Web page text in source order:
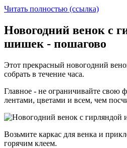
Читать полностью (ссылка)
Новогодний венок с
шишек - пошагово
Этот прекрасный новогодний
собрать в течение часа.
Главное - не ограничивайте свою
лентами, цветами и всем, чем
Возьмите каркас для венка и
горячим клеем.